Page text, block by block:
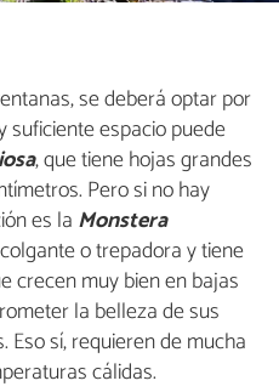
se deberá optar por
suficiente espacio puede
, que tiene hojas grandes
Pero si no hay
es la Monstera
o trepadora y tiene
crecen muy bien en bajas
la belleza de sus
Eso sí, requieren de mucha
cálidas.